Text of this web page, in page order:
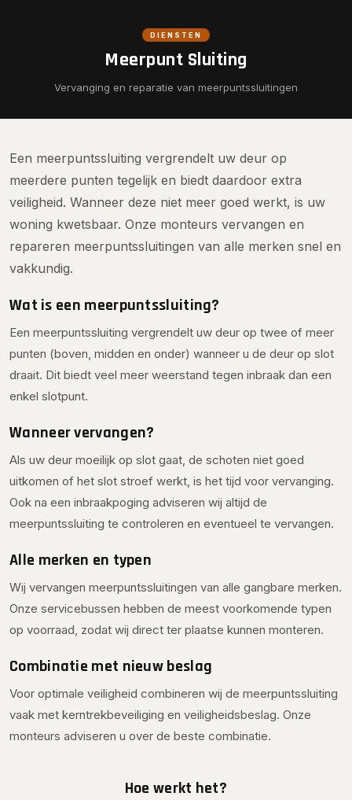
DIENSTEN
Meerpunt Sluiting
Vervanging en reparatie van meerpuntssluitingen
Een meerpuntssluiting vergrendelt uw deur op
meerdere punten tegelijk en biedt daardoor extra
veiligheid. Wanneer deze niet meer goed werkt, is uw
woning kwetsbaar. Onze monteurs vervangen en
repareren meerpuntssluitingen van alle merken snel en
vakkundig.
Wat is een meerpuntssluiting?
Een meerpuntssluiting vergrendelt uw deur op twee of meer
punten (boven, midden en onder) wanneer u de deur op slot
draait. Dit biedt veel meer weerstand tegen inbraak dan een
enkel slotpunt.
Wanneer vervangen?
Als uw deur moeilijk op slot gaat, de schoten niet goed
uitkomen of het slot stroef werkt, is het tijd voor vervanging.
Ook na een inbraakpoging adviseren wij altijd de
meerpuntssluiting te controleren en eventueel te vervangen.
Alle merken en typen
Wij vervangen meerpuntssluitingen van alle gangbare merken.
Onze servicebussen hebben de meest voorkomende typen
op voorraad, zodat wij direct ter plaatse kunnen monteren.
Combinatie met nieuw beslag
Voor optimale veiligheid combineren wij de meerpuntssluiting
vaak met kerntrekbeveiliging en veiligheidsbeslag. Onze
monteurs adviseren u over de beste combinatie.
Hoe werkt het?